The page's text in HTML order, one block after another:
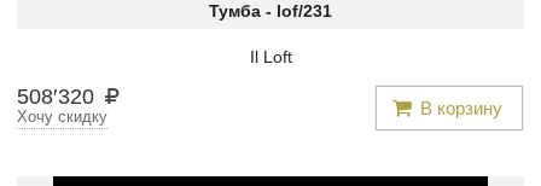
Тумба - lof/231
Il Loft
508′320 В корзину
Хочу скидку